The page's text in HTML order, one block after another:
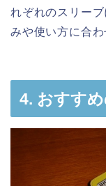
れぞれのスリー
みや使い方に合わ
4. おすす